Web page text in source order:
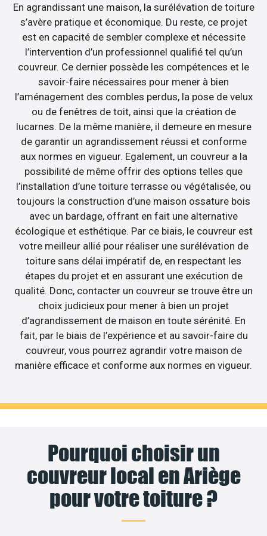
En agrandissant une maison, la surélévation de toiture
s’avère pratique et économique. Du reste, ce projet
est en capacité de sembler complexe et nécessite
l’intervention d’un professionnel qualifié tel qu’un
couvreur. Ce dernier possède les compétences et le
savoir-faire nécessaires pour mener à bien
l’aménagement des combles perdus, la pose de velux
ou de fenêtres de toit, ainsi que la création de
lucarnes. De la même manière, il demeure en mesure
de garantir un agrandissement réussi et conforme
aux normes en vigueur. Egalement, un couvreur a la
possibilité de même offrir des options telles que
l’installation d’une toiture terrasse ou végétalisée, ou
toujours la construction d’une maison ossature bois
avec un bardage, offrant en fait une alternative
écologique et esthétique. Par ce biais, le couvreur est
votre meilleur allié pour réaliser une surélévation de
toiture sans délai impératif de, en respectant les
étapes du projet et en assurant une exécution de
qualité. Donc, contacter un couvreur se trouve être un
choix judicieux pour mener à bien un projet
d’agrandissement de maison en toute sérénité. En
fait, par le biais de l’expérience et au savoir-faire du
couvreur, vous pourrez agrandir votre maison de
manière efficace et conforme aux normes en vigueur.
Pourquoi choisir un
couvreur local en Ariège
pour votre toiture ?